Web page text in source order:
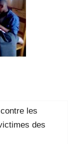
les
des